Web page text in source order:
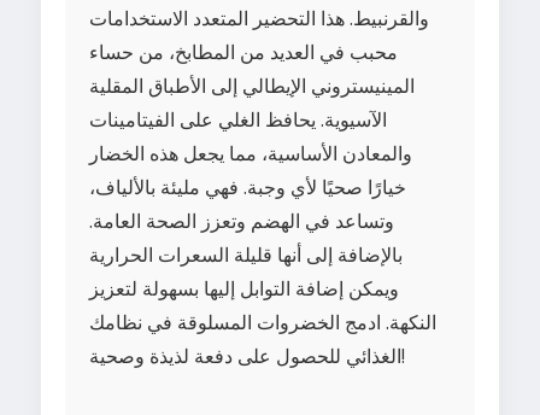
والقرنبيط. هذا التحضير المتعدد الاستخدامات
محبب في العديد من المطابخ، من حساء
المينيستروني الإيطالي إلى الأطباق المقلية
الآسيوية. يحافظ الغلي على الفيتامينات
والمعادن الأساسية، مما يجعل هذه الخضار
خيارًا صحيًا لأي وجبة. فهي مليئة بالألياف،
وتساعد في الهضم وتعزز الصحة العامة.
بالإضافة إلى أنها قليلة السعرات الحرارية
ويمكن إضافة التوابل إليها بسهولة لتعزيز
النكهة. ادمج الخضروات المسلوقة في نظامك
الغذائي للحصول على دفعة لذيذة وصحية!